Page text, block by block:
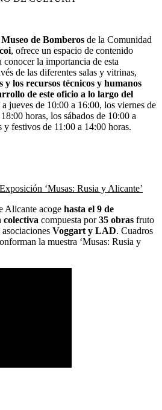
Museo de Bomberos de la Comunidad
, ofrece un espacio de contenido
la importancia de esta
de las diferentes salas y vitrinas,
y los recursos técnicos y humanos
de este oficio a lo largo del
jueves de 10:00 a 16:00, los viernes de
horas, los sábados de 10:00 a
festivos de 11:00 a 14:00 horas.
‘Musas: Rusia y Alicante’
Alicante acoge hasta el 9 de
colectiva compuesta por35 obras fruto
Voggart y LAD. Cuadros
la muestra ‘Musas: Rusia y